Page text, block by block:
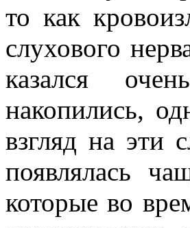
то как
слухового
казался
накопились,
взгляд на эти
появлялась
которые во